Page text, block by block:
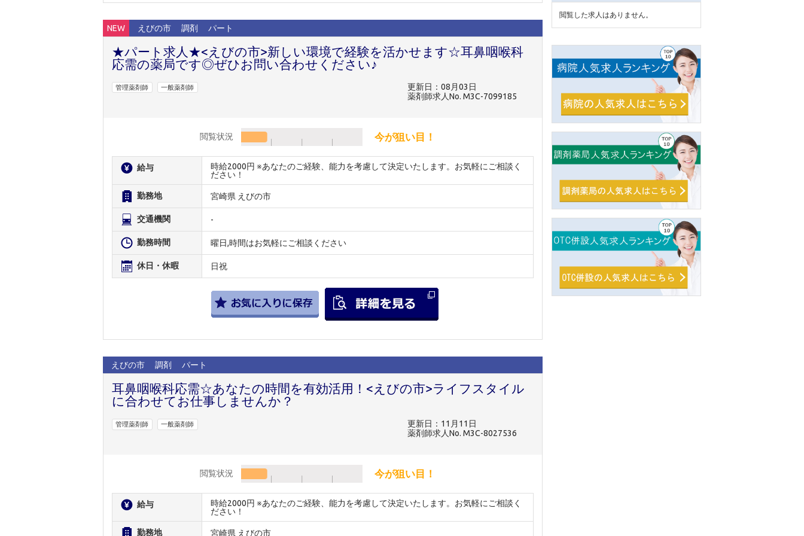
NEW えびの市 調剤 パート
★パート求人★<えびの市>新しい環境で経験を活かせます☆耳鼻咽喉科
応需の薬局です◎ぜひお問い合わせください♪
管理薬剤師 一般薬剤師
更新日：08月03日
薬剤師求人No. M3C-7099185
閲覧状況 今が狙い目！
給与
時給2000円 ※あなたのご経験、能力を考慮して決定いたします。お気軽にご相談く
ださい！
勤務地 宮崎県 えびの市
交通機関 -
勤務時間 曜日,時間はお気軽にご相談ください
休日・休暇 日祝
えびの市 調剤 パート
耳鼻咽喉科応需☆あなたの時間を有効活用！<えびの市>ライフスタイル
に合わせてお仕事しませんか？
管理薬剤師 一般薬剤師
更新日：11月11日
薬剤師求人No. M3C-8027536
閲覧状況 今が狙い目！
給与
時給2000円 ※あなたのご経験、能力を考慮して決定いたします。お気軽にご相談く
ださい！
勤務地 宮崎県 えびの市
閲覧した求人はありません。